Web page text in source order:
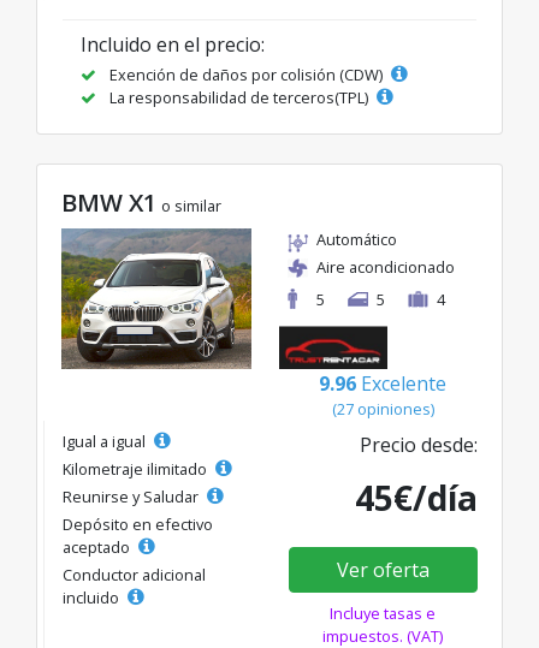
Incluido en el precio:
Exención de daños por colisión (CDW)
La responsabilidad de terceros(TPL)
BMW X1 o similar
Automático
Aire acondicionado
5
5 4
9.96 Excelente
(27 opiniones)
Igual a igual
Kilometraje ilimitado
Reunirse y Saludar
Depósito en efectivo
aceptado
Conductor adicional
incluido
Precio desde:
45€/día
Ver oferta
Incluye tasas e
impuestos. (VAT)